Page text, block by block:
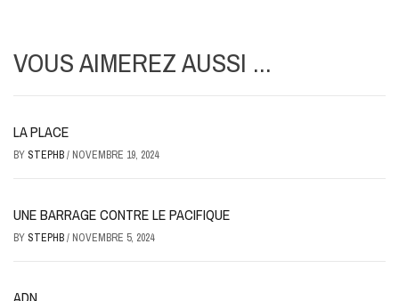
VOUS AIMEREZ AUSSI ...
LA PLACE
BY STEPHB/ NOVEMBRE 19, 2024
UNE BARRAGE CONTRE LE PACIFIQUE
BY STEPHB/ NOVEMBRE 5, 2024